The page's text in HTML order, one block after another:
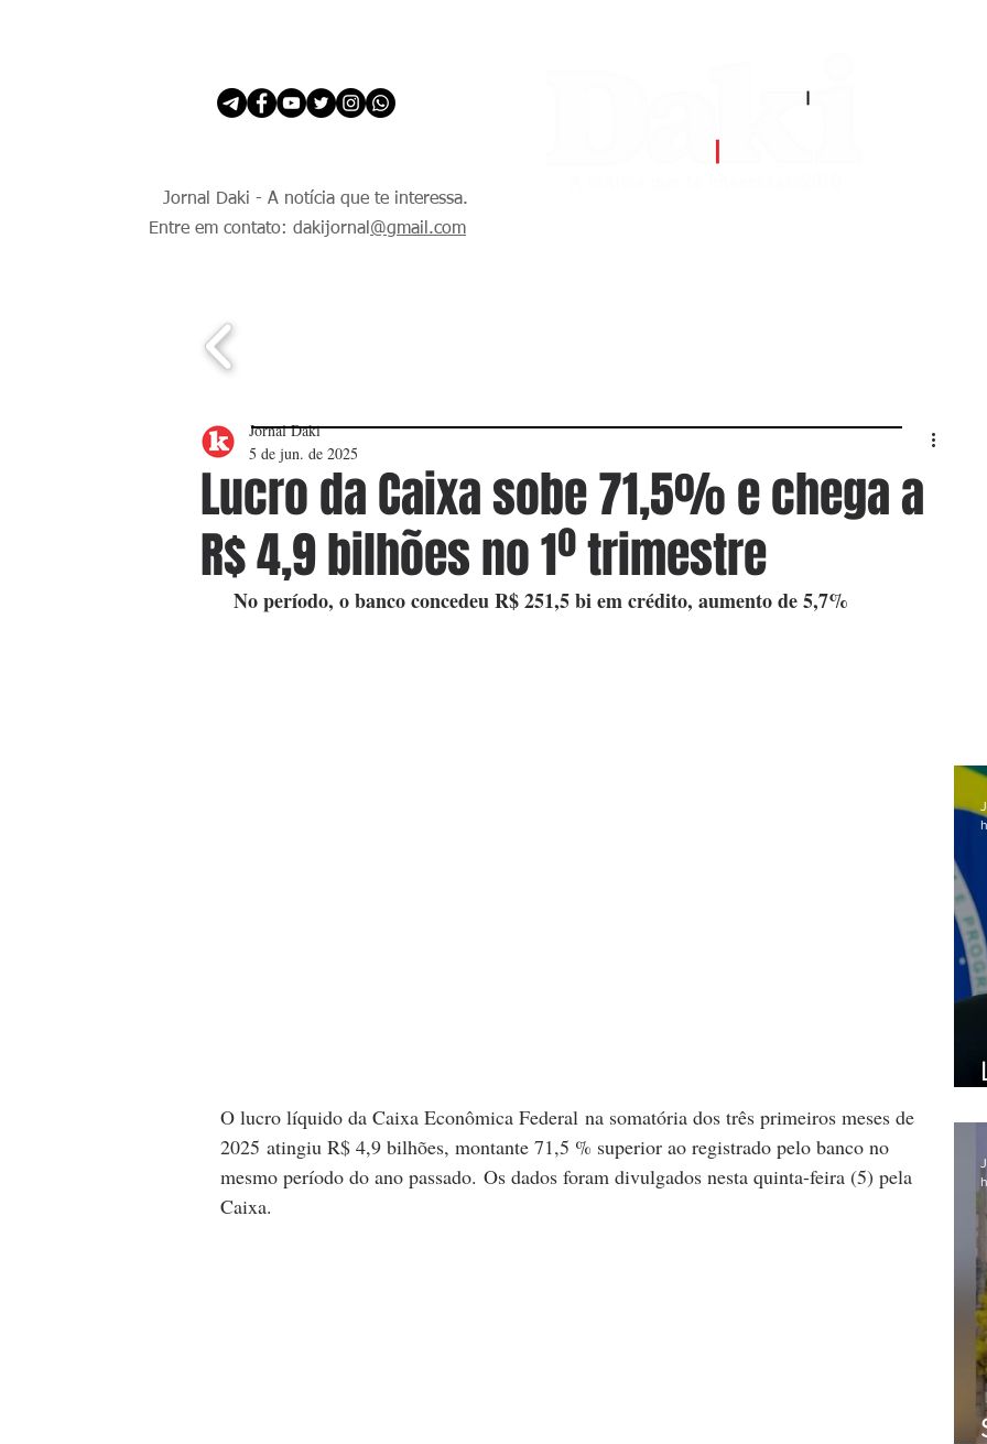
Jornal Daki - A notícia que te interessa.
Entre em contato: dakijornal @gmail.com
Lucro da Caixa sobe 71,5% e chega a
R$ 4,9 bilhões no 1º trimestre
Jornal Daki
5 de jun. de 2025
No período, o banco concedeu R$ 251,5 bi em crédito, aumento de 5,7%
O lucro líquido da Caixa Econômica Federal na somatória dos três primeiros meses de
2025 atingiu R$ 4,9 bilhões, montante 71,5 % superior ao registrado pelo banco no
mesmo período do ano passado. Os dados foram divulgados nesta quinta-feira (5) pela
Caixa.